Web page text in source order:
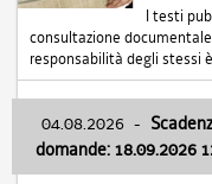
I testi
consultazione
responsabilità degli stessi
04.08.2026 -
domande: 18.09.2026